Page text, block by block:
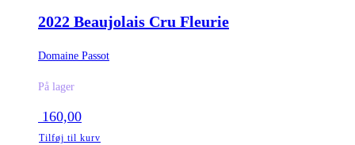
2022 Beaujolais Cru Fleurie
Domaine Passot
På lager
160,00
Tilføj til kurv